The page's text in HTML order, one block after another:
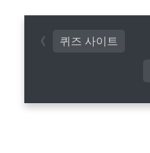
퀴즈 사이트